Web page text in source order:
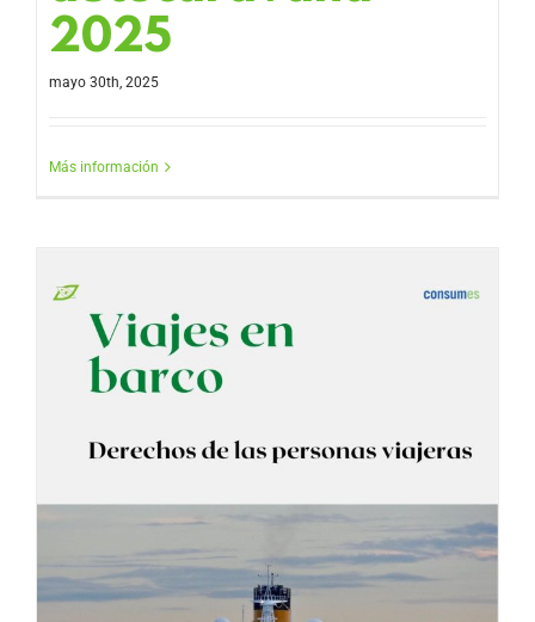
2025
mayo 30th, 2025
Más información